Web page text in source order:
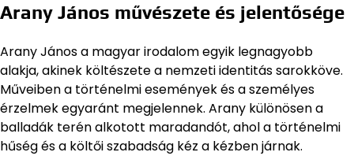
Arany János művészete és jelentősége
Arany János a magyar irodalom egyik legnagyobb
alakja, akinek költészete a nemzeti identitás sarokköve.
Műveiben a történelmi események és a személyes
érzelmek egyaránt megjelennek. Arany különösen a
balladák terén alkotott maradandót, ahol a történelmi
hűség és a költői szabadság kéz a kézben járnak.